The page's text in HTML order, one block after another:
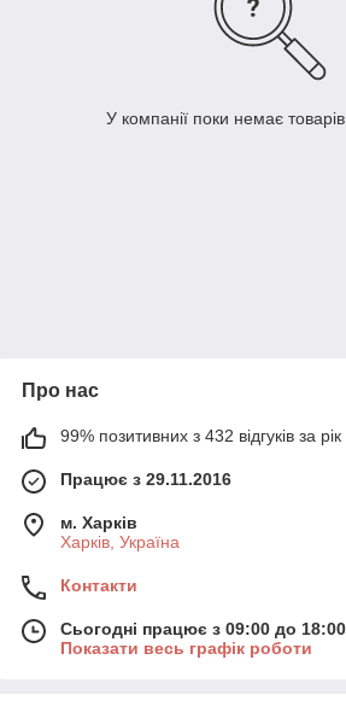
У компанії поки немає
Про нас
99% позитивних з 432 відгуків за рік
Працює з 29.11.2016
м. Харків
Харків, Україна
Контакти
Сьогодні працює з 09:00 до 18:00
Показати весь графік роботи